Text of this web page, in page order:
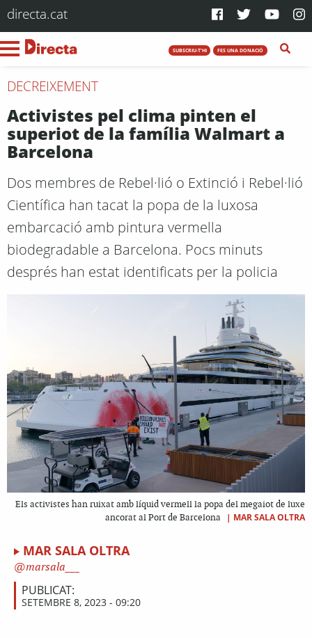
directa.cat
SUBSCRIU-T'HI FES UNA DONACIÓ
DECREIXEMENT
Activistes pel clima pinten el
superiot de la família Walmart a
Barcelona
Dos membres de Rebel·lió o Extinció i Rebel·lió
Científica han tacat la popa de la luxosa
embarcació amb pintura vermella
biodegradable a Barcelona. Pocs minuts
després han estat identificats per la policia
Els activistes han ruixat amb líquid vermell la popa del megaiot de luxe
ancorat al Port de Barcelona
| MAR SALA OLTRA
MAR SALA OLTRA
marsala___
PUBLICAT:
SETEMBRE 8, 2023 - 09:20